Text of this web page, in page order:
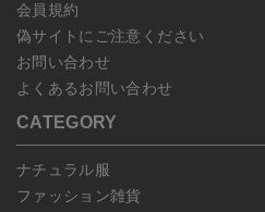
会員規約
偽サイトにご注意ください
お問い合わせ
よくあるお問い合わせ
CATEGORY
ナチュラル服
ファッション雑貨